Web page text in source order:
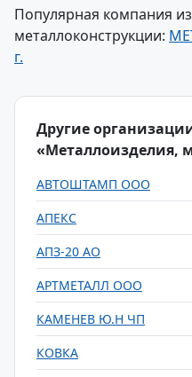
Популярная компания
металлоконструкции:
г.
Другие
«Металлоизделия,
АВТОШТАМП ООО
АПЕКС
АПЗ-20 АО
АРТМЕТАЛЛ ООО
КАМЕНЕВ Ю.Н ЧП
КОВКА